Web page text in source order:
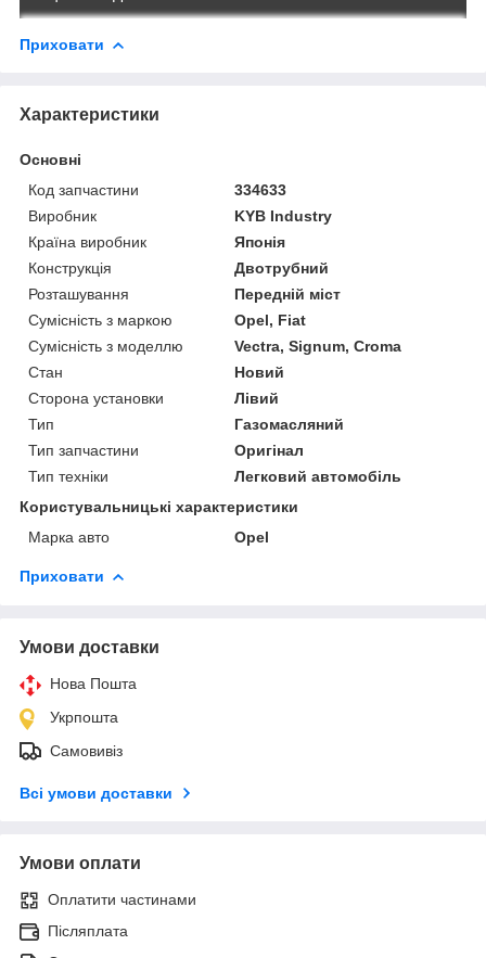
Приховати
Характеристики
Основні
Код запчастини
334633
Виробник
KYB Industry
Країна виробник
Японія
Конструкція
Двотрубний
Розташування
Передній міст
Сумісність з маркою
Opel, Fiat
Сумісність з моделлю
Vectra, Signum, Croma
Стан
Новий
Сторона установки
Лівий
Тип
Газомасляний
Тип запчастини
Оригінал
Тип техніки
Легковий автомобіль
Користувальницькі характеристики
Марка авто
Opel
Приховати
Умови доставки
Нова Пошта
Укрпошта
Самовивіз
Всі умови доставки
Умови оплати
Оплатити частинами
Післяплата